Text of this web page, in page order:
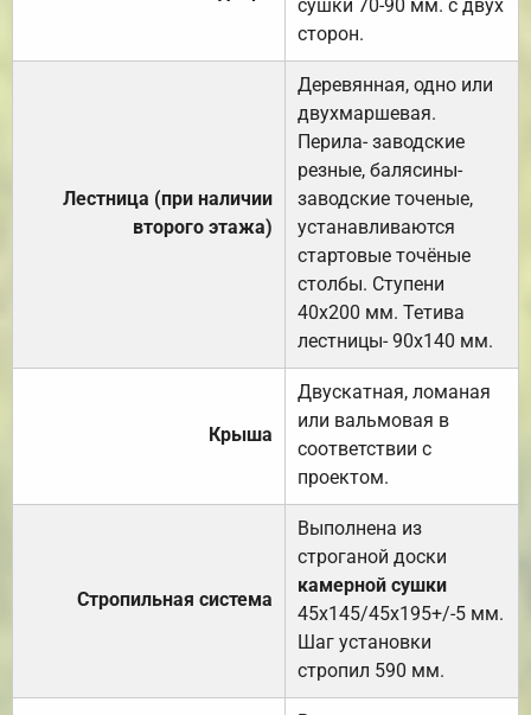
сушки 70-90 мм. с двух
сторон.
Лестница (при наличии
второго этажа)
Деревянная, одно или
двухмаршевая.
Перила- заводские
резные, балясины-
заводские точеные,
устанавливаются
стартовые точёные
столбы. Ступени
40х200 мм. Тетива
лестницы- 90х140 мм.
Крыша
Двускатная, ломаная
или вальмовая в
соответствии с
проектом.
Стропильная система
Выполнена из
строганой доски
камерной сушки
45х145/45х195+/-5 мм.
Шаг установки
стропил 590 мм.